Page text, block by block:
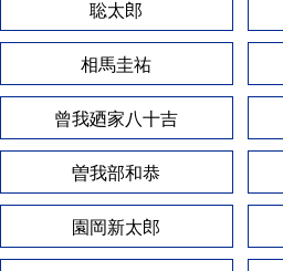
聡太郎
相馬圭祐
曾我廼家八十吉
曽我部和恭
園岡新太郎